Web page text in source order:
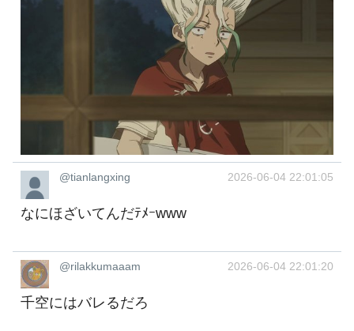
@tianlangxing 2026-06-04 22:01:05
なにほざいてんだﾃﾒｰwww
@rilakkumaaam 2026-06-04 22:01:20
千空にはバレるだろ